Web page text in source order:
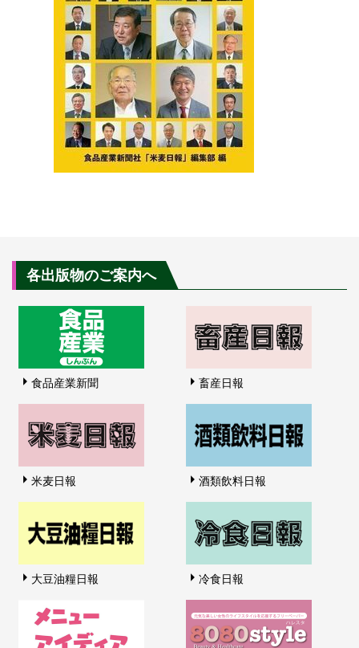
各出版物のご案内へ
食品産業新聞 畜産日報
米麦日報 酒類飲料日報
大豆油糧日報 冷食日報